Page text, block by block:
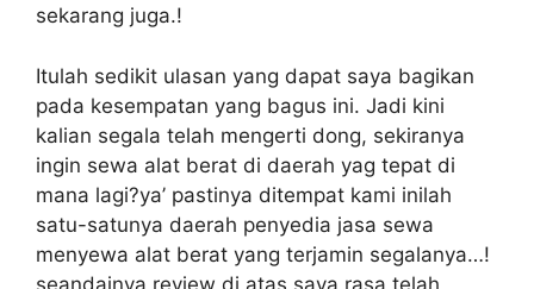
sekarang juga.!
Itulah sedikit ulasan yang dapat saya bagikan
pada kesempatan yang bagus ini. Jadi kini
kalian segala telah mengerti dong, sekiranya
ingin sewa alat berat di daerah yag tepat di
mana lagi?ya’ pastinya ditempat kami inilah
satu-satunya daerah penyedia jasa sewa
menyewa alat berat yang terjamin segalanya…!
seandainya review di atas saya rasa telah